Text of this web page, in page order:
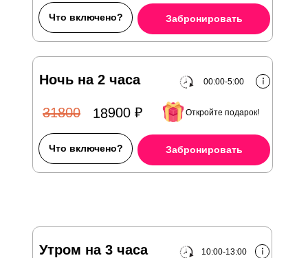
Забронировать
Что включено?
00:00-5:00
Ночь на 2 часа
Забронировать
Что включено?
31800 18900 ₽ Откройте подарок!
10:00-13:00
Утром на 3 часа